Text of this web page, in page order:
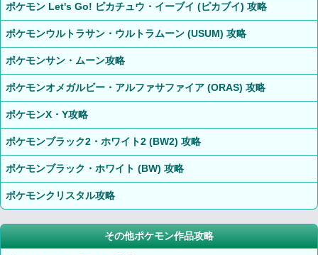
ポケモン Let's Go! ピカチュウ・イーブイ (ピカブイ) 攻略
ポケモンウルトラサン・ウルトラムーン (USUM) 攻略
ポケモンサン・ムーン攻略
ポケモンオメガルビー・アルファサファイア (ORAS) 攻略
ポケモンX・Y攻略
ポケモンブラック2・ホワイト2 (BW2) 攻略
ポケモンブラック・ホワイト (BW) 攻略
ポケモンクリスタル攻略
その他ポケモン作品攻略